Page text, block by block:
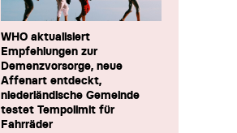
WHO aktualisiert
Empfehlungen zur
Demenzvorsorge, neue
Affenart entdeckt,
niederländische Gemeinde
testet Tempolimit für
Fahrräder